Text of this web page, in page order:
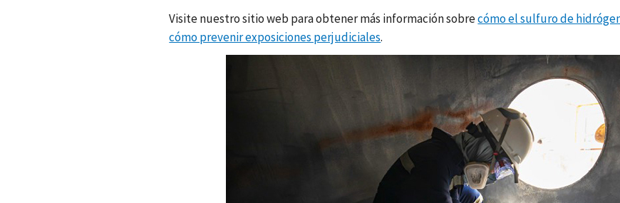
Visite nuestro sitio web para obtener más información sobrecómo el sulfuro de
cómo prevenir exposiciones perjudiciales.